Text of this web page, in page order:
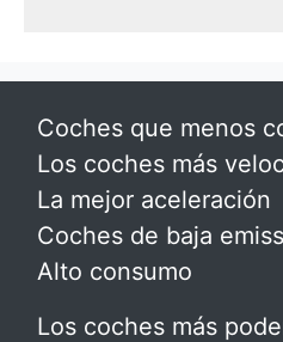
Coches que menos
Los coches más
La mejor aceleración
Coches de baja
Alto consumo
Los coches más